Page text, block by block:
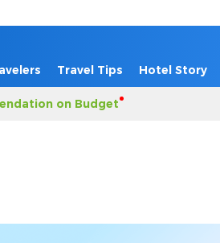
Travel Tips Hotel Story
on Budget